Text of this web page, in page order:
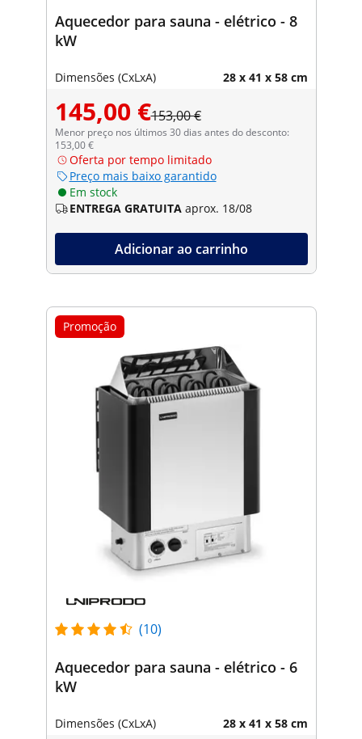
Aquecedor para sauna - elétrico - 8
kW
Dimensões (CxLxA) 28 x 41 x 58 cm
145,00 €153,00 €
Menor preço nos últimos 30 dias antes do desconto:
153,00 €
Oferta por tempo limitado
Preço mais baixo garantido
Em stock
ENTREGA GRATUITA aprox. 18/08
Adicionar ao carrinho
Promoção
(10)
Aquecedor para sauna - elétrico - 6
kW
Dimensões (CxLxA) 28 x 41 x 58 cm